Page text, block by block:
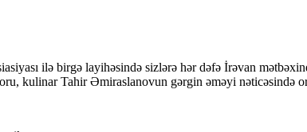
ilə birgə layihəsində sizlərə hər dəfə İrəvan
kulinar Tahir Əmiraslanovun gərgin əməyi nəticəsində